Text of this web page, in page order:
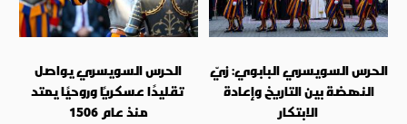
الحرس السويسري البابوي: زيّ
النهضة بين التاريخ وإعادة
الابتكار
الحرس السويسري يواصل
تقليدًا عسكريًا وروحيًا يمتد
منذ عام 1506